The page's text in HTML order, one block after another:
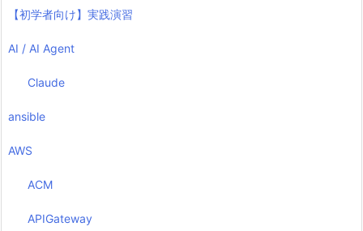
【初学者向け】実践演習
AI / AI Agent
Claude
ansible
AWS
ACM
APIGateway